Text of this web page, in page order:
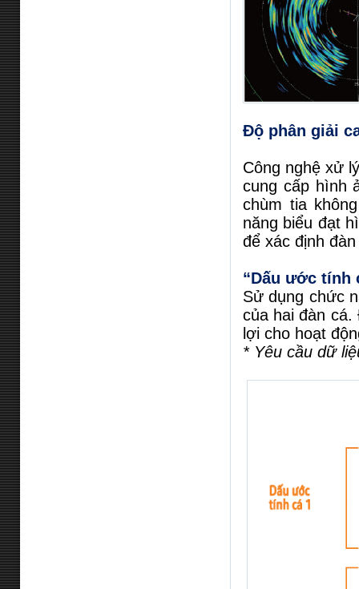
Độ phân giải
Công nghệ xử
cung cấp hình
chùm tia
năng biểu đạt
để xác định
“Dấu ước tính
Sử dụng chức
của hai đàn
lợi cho hoạt
* Yêu cầu dữ